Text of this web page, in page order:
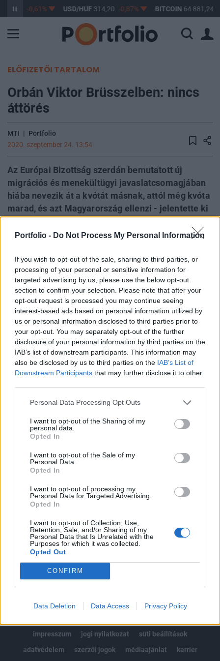
Portfolio - Do Not Process My Personal Information
If you wish to opt-out of the sale, sharing to third parties, or
processing of your personal or sensitive information for
targeted advertising by us, please use the below opt-out
section to confirm your selection. Please note that after your
opt-out request is processed you may continue seeing
interest-based ads based on personal information utilized by
us or personal information disclosed to third parties prior to
your opt-out. You may separately opt-out of the further
disclosure of your personal information by third parties on the
IAB’s list of downstream participants. This information may
also be disclosed by us to third parties on the IAB’s List of
Downstream Participants that may further disclose it to other
Personal Data Processing Opt Outs
I want to opt-out of the Sharing of my
personal data.
Opted In
I want to opt-out of the Sale of my
Personal Data.
Opted In
I want to opt-out of processing my
Personal Data for Targeted Advertising.
Opted In
I want to opt-out of Collection, Use,
Retention, Sale, and/or Sharing of my
Personal Data that Is Unrelated with the
Purposes for which it was collected.
Opted Out
CONFIRM
Data Deletion Data Access Privacy Policy
363,17 -0,61% USD/HUF 314,20 -0,87% BITCOIN 64 881,24
ELŐFIZETŐI TARTALOM
Orbán Viktor Brüsszelben: nincs
áttörés
MTI | Portfolio
2020. szeptember 24. 13:54
Az Európai Bizottság szerdán bemutatott új
migrációs és menekültügyi javaslatcsomagjában
hiába nevezik át a kvótát másnak, attól még kvóta
marad, és azt Magyarország ellenzi - jelentette ki
csütörtökön, miután lengyel és cseh kollégájával
der Leyennel, az Európai Bizottság elnökével.
A Lengyelország brüsszeli uniós nagykövetségén Mateusz
Morawiecki lengyel és Andrej Babis cseh miniszterelnökkel
közösen tartott sajtótájékoztatóján a kormányfő azt
mondta, az új bizottsági migrációs javaslatcsomag tónusa
jobb, mint a korábbi javaslatok voltak, azonban a
bizottsági megközelítés nem változott. "A javaslat azt
mondja, kezeljük jól a migrációt....
KEDVES OLVASÓNK!
A keresett cikk a portfolio.hu hírarchívumához
regisztrációhoz kötött.
Portfolio.hu teljes cikkarchívum
Kötéslisták: BÉT elmúlt 2 év napon belüli
MÁR ELŐFIZETŐNK VAGY?BEJELENTKEZÉS
impresszum
jogi nyilatkozat
süti beállítások
adatvédelem
szerzői jogok médiaajánlat karrier